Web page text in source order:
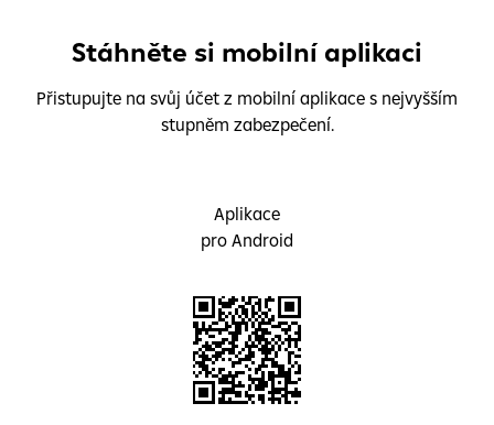
Stáhněte si mobilní aplikaci
Přistupujte na svůj účet z mobilní aplikace s nejvyšším
stupněm zabezpečení.
Aplikace
pro Android